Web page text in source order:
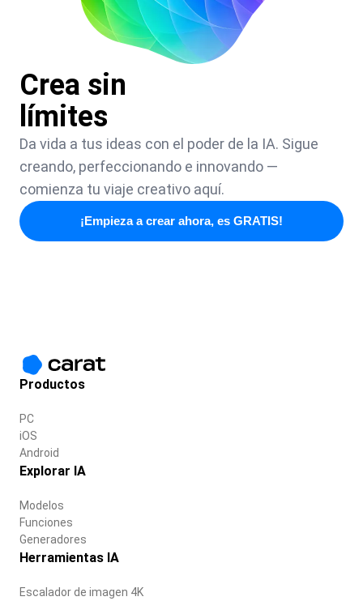
Crea sin
límites
Da vida a tus ideas con el poder de la IA. Sigue
creando, perfeccionando e innovando —
comienza tu viaje creativo aquí.
¡Empieza a crear ahora, es GRATIS!
Productos
PC
iOS
Android
Explorar IA
Modelos
Funciones
Generadores
Herramientas IA
Escalador de imagen 4K